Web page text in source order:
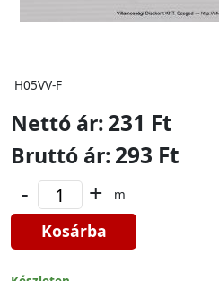
H05VV-F
Nettó ár:231 Ft
Bruttó ár:293 Ft
- + m
Kosárba